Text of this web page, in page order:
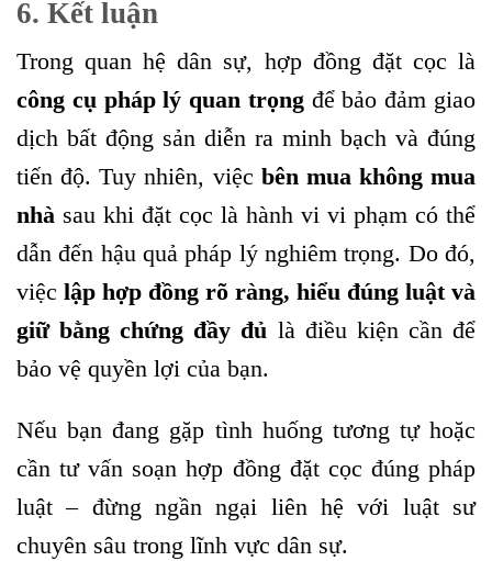
6. Kết luận
Trong quan hệ dân sự, hợp đồng đặt cọc là
công cụ pháp lý quan trọngđể bảo đảm giao
dịch bất động sản diễn ra minh bạch và đúng
tiến độ. Tuy nhiên, việc bên mua không mua
nhà sau khi đặt cọc là hành vi vi phạm có thể
dẫn đến hậu quả pháp lý nghiêm trọng. Do đó,
việc lập hợp đồng rõ ràng, hiểu đúng luật và
giữ bằng chứng đầy đủ là điều kiện cần để
bảo vệ quyền lợi của bạn.
Nếu bạn đang gặp tình huống tương tự hoặc
cần tư vấn soạn hợp đồng đặt cọc đúng pháp
luật – đừng ngần ngại liên hệ với luật sư
chuyên sâu trong lĩnh vực dân sự.